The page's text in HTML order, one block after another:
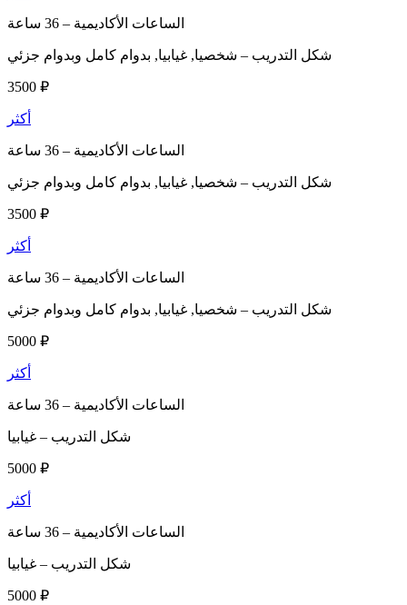
الساعات الأكاديمية –
شكل التدريب – شخصيا, غيابيا, بدوام كامل وبدوام جزئي
3500 ₽
أكثر
الساعات الأكاديمية –
شكل التدريب – شخصيا, غيابيا, بدوام كامل وبدوام جزئي
3500 ₽
أكثر
الساعات الأكاديمية –
شكل التدريب – شخصيا, غيابيا, بدوام كامل وبدوام جزئي
5000 ₽
أكثر
الساعات الأكاديمية –
شكل التدريب – غيابيا
5000 ₽
أكثر
الساعات الأكاديمية –
شكل التدريب – غيابيا
5000 ₽